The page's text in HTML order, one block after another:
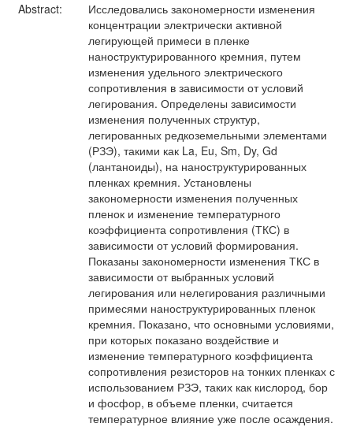
Abstract:
Исследовались закономерности изменения
концентрации электрически активной
легирующей примеси в пленке
наноструктурированного кремния, путем
изменения удельного электрического
сопротивления в зависимости от условий
легирования. Определены зависимости
изменения полученных структур,
легированных редкоземельными элементами
(РЗЭ), такими как La, Eu, Sm, Dy, Gd
(лантаноиды), на наноструктурированных
пленках кремния. Установлены
закономерности изменения полученных
пленок и изменение температурного
коэффициента сопротивления (ТКС) в
зависимости от условий формирования.
Показаны закономерности изменения ТКС в
зависимости от выбранных условий
легирования или нелегирования различными
примесями наноструктурированных пленок
кремния. Показано, что основными условиями,
при которых показано воздействие и
изменение температурного коэффициента
сопротивления резисторов на тонких пленках с
использованием РЗЭ, таких как кислород, бор
и фосфор, в объеме пленки, считается
температурное влияние уже после осаждения.